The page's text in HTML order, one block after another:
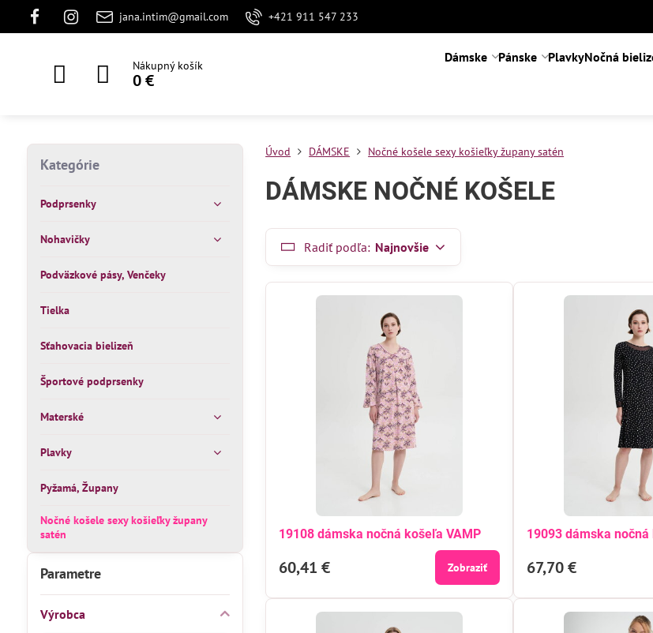
jana.intim@gmail.com +421 911 547 233
Nákupný košík
0 €
Dámske Pánske PlavkyNočná
Úvod DÁMSKE Nočné košele sexy košieľky župany satén
DÁMSKE NOČNÉ KOŠELE
Radiť podľa: Najnovšie
19108 dámska nočná košeľa VAMP
60,41 € Zobraziť
19093 dámska
67,70 €
Parametre
Výrobca
Kategórie
Podprsenky
Nohavičky
Podväzkové pásy, Venčeky
Tielka
Sťahovacia bielizeň
Športové podprsenky
Materské
Plavky
Pyžamá, Župany
Nočné košele sexy košieľky župany
satén